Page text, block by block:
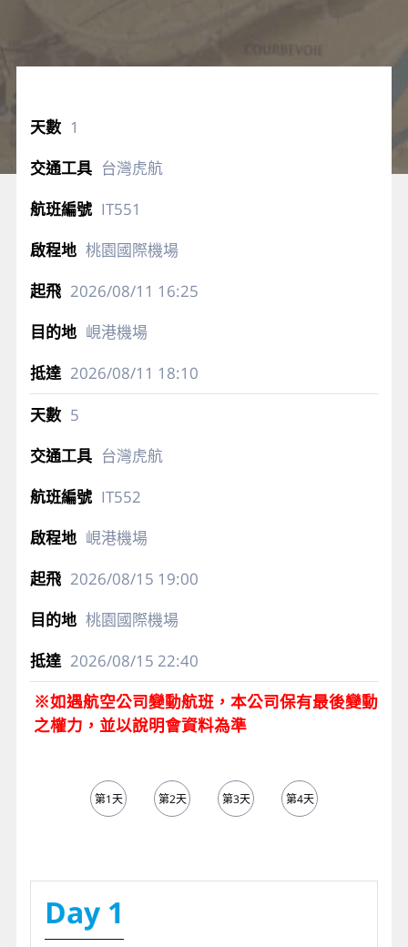
1
台灣虎航
IT551
桃園國際機場
2026/08/11 16:25
峴港機場
2026/08/11 18:10
5
台灣虎航
IT552
峴港機場
2026/08/15 19:00
桃園國際機場
2026/08/15 22:40
※如遇航空公司變動航班，本公司保有最後變動
之權力，並以說明會資料為準
第1天 第2天 第3天 第4天
Day 1